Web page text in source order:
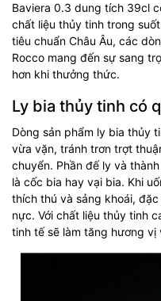
Baviera 0.3 dung tích 39cl
chất liệu thủy tinh trong
tiêu chuẩn Châu Âu, các
Rocco mang đến sự sang
hơn khi thưởng thức.
Ly bia thủy tinh có
Dòng sản phẩm ly bia thủy
vừa vặn, tránh trơn trợt
chuyển. Phần đế ly và
là cốc bia hay vại bia. Khi
thích thú và sảng khoái,
nực. Với chất liệu thủy tinh
tinh tế sẽ làm tăng hương vị